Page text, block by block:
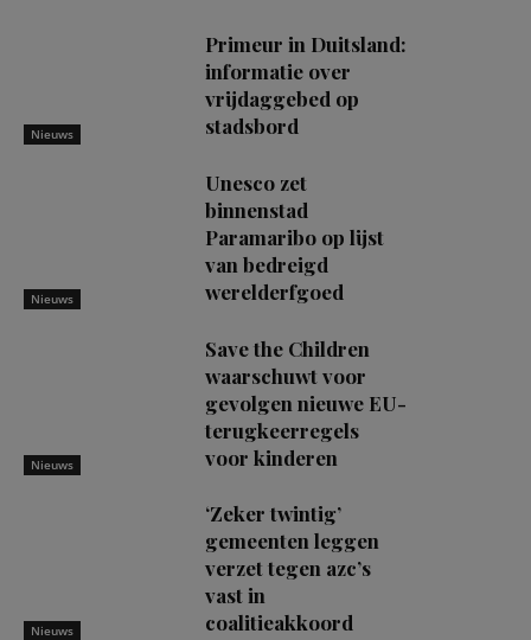
Nieuws
Primeur in Duitsland:
informatie over
vrijdaggebed op
stadsbord
Nieuws
Unesco zet
binnenstad
Paramaribo op lijst
van bedreigd
werelderfgoed
Nieuws
Save the Children
waarschuwt voor
gevolgen nieuwe EU-
terugkeerregels
voor kinderen
Nieuws
‘Zeker twintig’
gemeenten leggen
verzet tegen azc’s
vast in
coalitieakkoord